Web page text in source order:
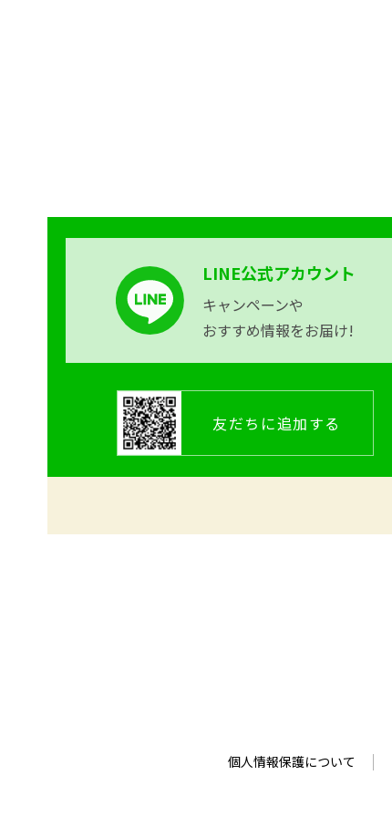
LINE公式アカウント
キャンペーンや
おすすめ情報をお届け!
友だちに追加する
個人情報保護について